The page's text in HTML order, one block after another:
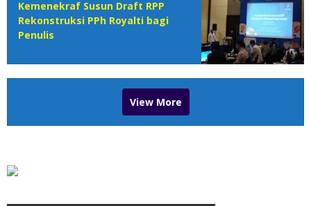
Kemenekraf Susun Draft RPP
Rekonstruksi PPh Royalti bagi
Penulis
View More